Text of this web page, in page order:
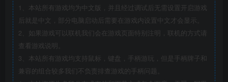
1、本站所有游戏均为中文版，并且经过调试后无需设置开启游戏
后就是中文，部分电脑启动后需要在游戏内设置中文才会显示。
2、如果游戏可以联机我们会在游戏页面特别注明，联机的方式请
查看游戏说明。
3、本站所有游戏均支持鼠标，键盘，手柄游玩，但是手柄牌子和
兼容的组合较多我们不负责排查游戏的手柄问题。